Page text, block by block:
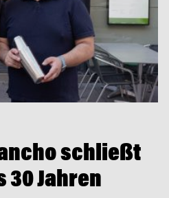
schließt
30 Jahren